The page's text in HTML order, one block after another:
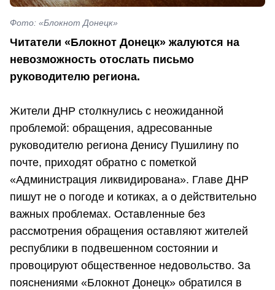
Фото: «Блокнот Донецк»
Читатели «Блокнот Донецк» жалуются на
невозможность отослать письмо
руководителю региона.
Жители ДНР столкнулись с неожиданной
проблемой: обращения, адресованные
руководителю региона Денису Пушилину по
почте, приходят обратно с пометкой
«Администрация ликвидирована». Главе ДНР
пишут не о погоде и котиках, а о действительно
важных проблемах. Оставленные без
рассмотрения обращения оставляют жителей
республики в подвешенном состоянии и
провоцируют общественное недовольство. За
пояснениями «Блокнот Донецк» обратился в